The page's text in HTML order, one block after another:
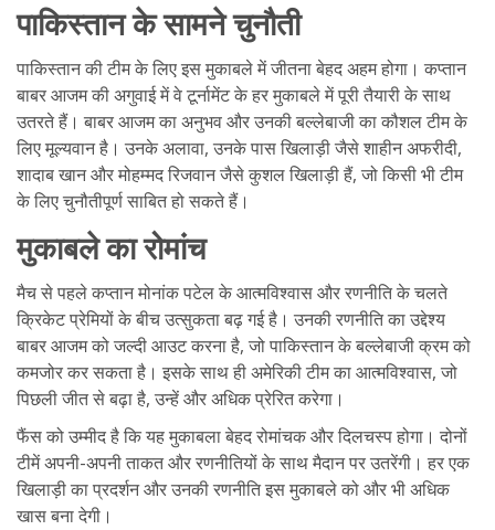
पाकिस्तान के सामने चुनौती
पाकिस्तान की टीम के लिए इस मुकाबले में जीतना बेहद अहम होगा। कप्तान
बाबर आजम की अगुवाई में वे टूर्नामेंट के हर मुकाबले में पूरी तैयारी के साथ
उतरते हैं। बाबर आजम का अनुभव और उनकी बल्लेबाजी का कौशल टीम के
लिए मूल्यवान है। उनके अलावा, उनके पास खिलाड़ी जैसे शाहीन अफरीदी,
शादाब खान और मोहम्मद रिजवान जैसे कुशल खिलाड़ी हैं, जो किसी भी टीम
के लिए चुनौतीपूर्ण साबित हो सकते हैं।
मुकाबले का रोमांच
मैच से पहले कप्तान मोनांक पटेल के आत्मविश्वास और रणनीति के चलते
क्रिकेट प्रेमियों के बीच उत्सुकता बढ़ गई है। उनकी रणनीति का उद्देश्य
बाबर आजम को जल्दी आउट करना है, जो पाकिस्तान के बल्लेबाजी क्रम को
कमजोर कर सकता है। इसके साथ ही अमेरिकी टीम का आत्मविश्वास, जो
पिछली जीत से बढ़ा है, उन्हें और अधिक प्रेरित करेगा।
फैंस को उम्मीद है कि यह मुकाबला बेहद रोमांचक और दिलचस्प होगा। दोनों
टीमें अपनी-अपनी ताकत और रणनीतियों के साथ मैदान पर उतरेंगी। हर एक
खिलाड़ी का प्रदर्शन और उनकी रणनीति इस मुकाबले को और भी अधिक
खास बना देगी।